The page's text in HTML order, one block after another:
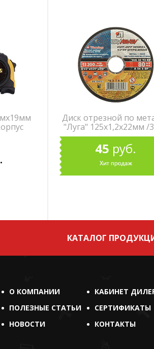
Диск отрезной по
"Луга" 125х1,2х22мм /
45 руб.
КАТАЛОГ
О КОМПАНИИ
КАБИНЕТ
ПОЛЕЗНЫЕ СТАТЬИ
СЕРТИФИКАТЫ
НОВОСТИ
КОНТАКТЫ